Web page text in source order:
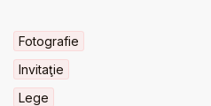
Fotografie
Invitaţie
Lege